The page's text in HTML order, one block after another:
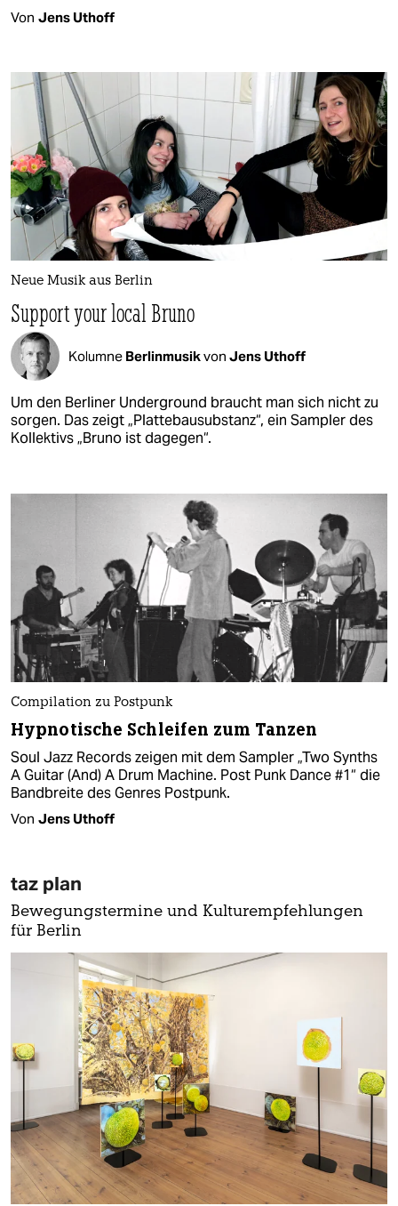
Von Jens Uthoff
Neue Musik aus Berlin
Support your local Bruno
Kolumne Berlinmusikvon Jens Uthoff
Um den Berliner Underground braucht man sich nicht zu
sorgen. Das zeigt „Plattebausubstanz“, ein Sampler des
Kollektivs „Bruno ist dagegen“.
Compilation zu Postpunk
Hypnotische Schleifen zum Tanzen
Soul Jazz Records zeigen mit dem Sampler „Two Synths
A Guitar (And) A Drum Machine. Post Punk Dance #1“ die
Bandbreite des Genres Postpunk.
Von Jens Uthoff
taz plan
Bewegungstermine und Kulturempfehlungen
für Berlin